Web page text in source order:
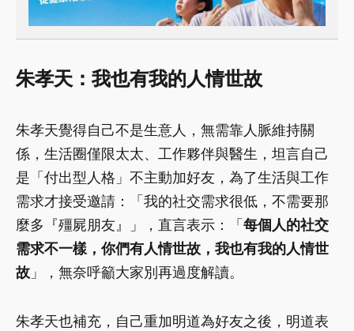
朱孝天：我也有我的人情世故
朱孝天覺得自己不是生意人，無需靠人脈維持關
係，生活圈僅限太太、工作夥伴與醫生，坦言自己
是「付出型人格」不主動加好友，為了生活與工作
需求才接受邀請：「我的社交需求很低，不需要那
麼多『殭屍朋友』」，直言表示：「 每個人的社交
需求不一樣，你們有人情世故，我也有我的人情世
故 」，無奈呼籲大家別再過度解讀。
朱孝天也補充，自己重加明道為好友之後，明道表